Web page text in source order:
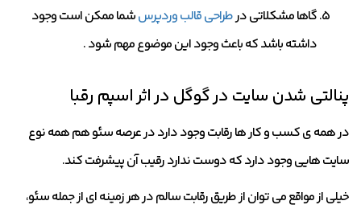
گاها مشکلاتی درطراحی قالب وردپرسشما ممکن است وجود
داشته باشد که باعث وجود این موضوع مهم شود .
پنالتی شدن سایت در گوگل در اثر اسپم رقبا
در همه ی کسب و کار ها رقابت وجود دارد در عرصه سئو هم همه نوع
سایت هایی وجود دارد که دوست ندارد رقیب آن پیشرفت کند.
خیلی از مواقع می توان از طریق رقابت سالم در هر زمینه ای از جمله سئو،